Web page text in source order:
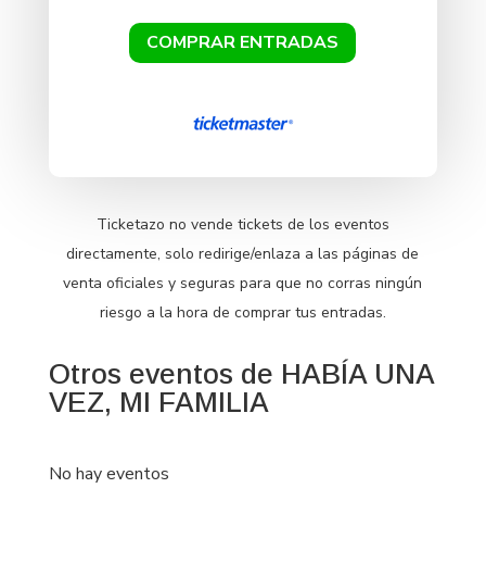
COMPRAR ENTRADAS
Ticketazo no vende tickets de los eventos
directamente, solo redirige/enlaza a las páginas de
venta oficiales y seguras para que no corras ningún
riesgo a la hora de comprar tus entradas.
Otros eventos de HABÍA UNA
VEZ, MI FAMILIA
No hay eventos